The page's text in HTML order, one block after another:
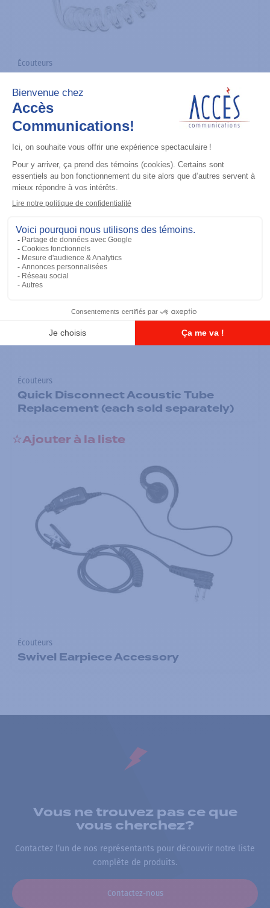
Écouteurs
Assembly includes 1 Clear Rubber
Eartip. For Low Noise Environments.
The Quick Disconnect Adapter allows
users to easily remove or alternate
Acoustic Tubes (for used with
Surveillance Accessories). Black
Ajouter à la liste
Écouteurs
Quick Disconnect Acoustic Tube
Replacement (each sold separately)
Ajouter à la liste
Écouteurs
Swivel Earpiece Accessory
Vous ne trouvez pas ce que
vous cherchez?
Contactez l’un de nos représentants pour découvrir notre liste
complète de produits.
Contactez-nous